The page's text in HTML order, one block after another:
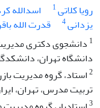
رویا کلاتی1 اسدالله
یزدانی4 قدرت الله
1 دانشجوی دکتری
دانشگاه تهران،
2استاد، گروه مدیریت
تربیت مدرس، تهران،
3